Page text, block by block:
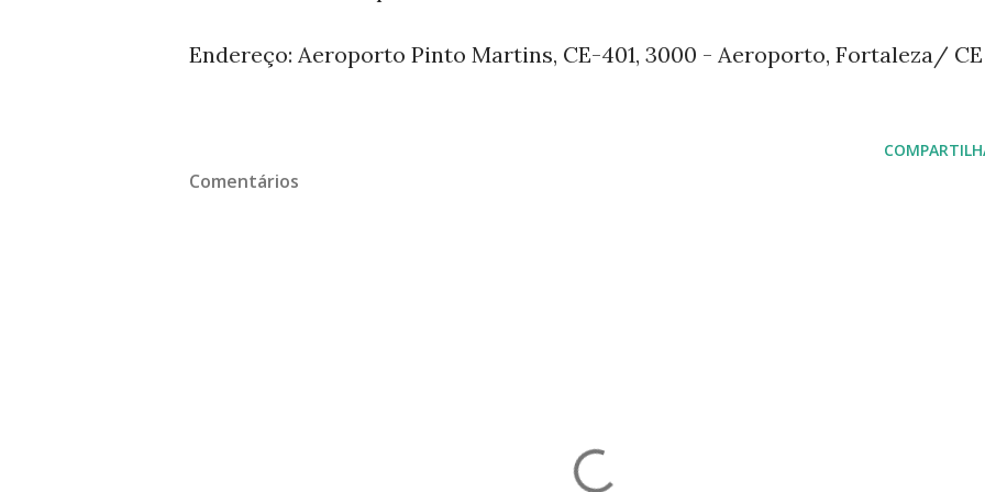
Endereço: Aeroporto Pinto Martins, CE-401, 3000 - Aeroporto, Fortaleza/ CE
Comentários